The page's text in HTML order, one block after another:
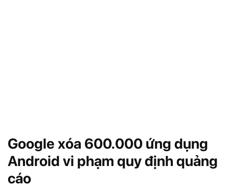
Google xóa 600.000 ứng dụng
Android vi phạm quy định quảng
cáo